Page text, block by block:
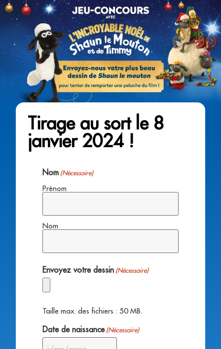
Tirage au sort le 8
janvier 2024 !
Nom (Nécessaire)
Prénom
Nom
Envoyez votre dessin (Nécessaire)
Taille max. des fichiers : 50 MB.
Date de naissance (Nécessaire)